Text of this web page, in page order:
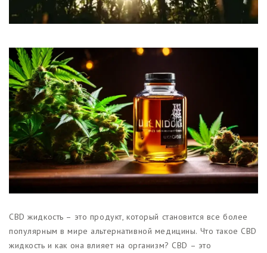
Функциональные продукты с
CBD
Красота и гигиена
CBD для животных
Какао и шоколад с CBD
Магазины
CBD жидкость – это продукт, который становится все более
популярным в мире альтернативной медицины. Что такое CBD
жидкость и как она влияет на организм? CBD – это